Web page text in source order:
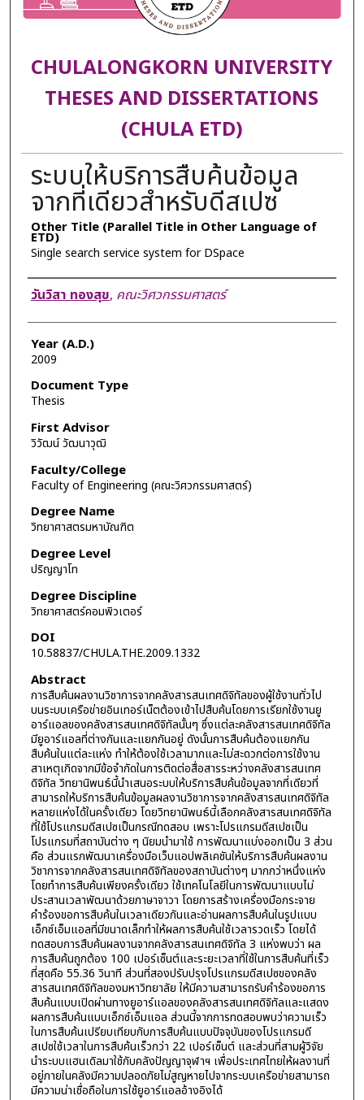
CHULALONGKORN UNIVERSITY
THESES AND DISSERTATIONS
(CHULA ETD)
ระบบให้บริการสืบค้นข้อมูล
จากที่เดียวสำหรับดีสเปซ
Other Title (Parallel Title in Other Language of
ETD)
Single search service system for DSpace
Author
วันวิสา ทองสุข, คณะวิศวกรรมศาสตร์
Year (A.D.)
2009
Document Type
Thesis
First Advisor
วิวัฒน์ วัฒนาวุฒิ
Faculty/College
Faculty of Engineering (คณะวิศวกรรมศาสตร์)
Degree Name
วิทยาศาสตรมหาบัณฑิต
Degree Level
ปริญญาโท
Degree Discipline
วิทยาศาสตร์คอมพิวเตอร์
DOI
10.58837/CHULA.THE.2009.1332
Abstract
การสืบค้นผลงานวิชาการจากคลังสารสนเทศดิจิทัลของผู้ใช้งานทั่วไป
บนระบบเครือข่ายอินเทอร์เน็ตต้องเข้าไปสืบค้นโดยการเรียกใช้งานยู
อาร์แอลของคลังสารสนเทศดิจิทัลนั้นๆ ซึ่งแต่ละคลังสารสนเทศดิจิทัล
มียูอาร์แอลที่ต่างกันและแยกกันอยู่ ดังนั้นการสืบค้นต้องแยกกัน
สืบค้นในแต่ละแห่ง ทำให้ต้องใช้เวลามากและไม่สะดวกต่อการใช้งาน
สาเหตุเกิดจากมีข้อจำกัดในการติดต่อสื่อสารระหว่างคลังสารสนเทศ
ดิจิทัล วิทยานิพนธ์นี้นำเสนอระบบให้บริการสืบค้นข้อมูลจากที่เดียวที่
สามารถให้บริการสืบค้นข้อมูลผลงานวิชาการจากคลังสารสนเทศดิจิทัล
หลายแห่งได้ในครั้งเดียว โดยวิทยานิพนธ์นี้เลือกคลังสารสนเทศดิจิทัล
ที่ใช้โปรแกรมดีสเปซเป็นกรณีทดสอบ เพราะโปรแกรมดีสเปซเป็น
โปรแกรมที่สถาบันต่าง ๆ นิยมนำมาใช้ การพัฒนาแบ่งออกเป็น 3 ส่วน
คือ ส่วนแรกพัฒนาเครื่องมือเว็บแอปพลิเคชันให้บริการสืบค้นผลงาน
วิชาการจากคลังสารสนเทศดิจิทัลของสถาบันต่างๆ มากกว่าหนึ่งแห่ง
โดยทำการสืบค้นเพียงครั้งเดียว ใช้เทคโนโลยีในการพัฒนาแบบไม่
ประสานเวลาพัฒนาด้วยภาษาจาวา โดยการสร้างเครื่องมือกระจาย
คำร้องขอการสืบค้นในเวลาเดียวกันและอ่านผลการสืบค้นในรูปแบบ
เอ็กซ์เอ็มแอลที่มีขนาดเล็กทำให้ผลการสืบค้นใช้เวลารวดเร็ว โดยได้
ทดสอบการสืบค้นผลงานจากคลังสารสนเทศดิจิทัล 3 แห่งพบว่า ผล
การสืบค้นถูกต้อง 100 เปอร์เซ็นต์และระยะเวลาที่ใช้ในการสืบค้นที่เร็ว
ที่สุดคือ 55.36 วินาที ส่วนที่สองปรับปรุงโปรแกรมดีสเปซของคลัง
สารสนเทศดิจิทัลของมหาวิทยาลัย ให้มีความสามารถรับคำร้องขอการ
สืบค้นแบบเปิดผ่านทางยูอาร์แอลของคลังสารสนเทศดิจิทัลและแสดง
ผลการสืบค้นแบบเอ็กซ์เอ็มแอล ส่วนนี้จากการทดสอบพบว่าความเร็ว
ในการสืบค้นเปรียบเทียบกับการสืบค้นแบบปัจจุบันของโปรแกรมดี
สเปซใช้เวลาในการสืบค้นเร็วกว่า 22 เปอร์เซ็นต์ และส่วนที่สามผู้วิจัย
นำระบบแฮนเดิลมาใช้กับคลังปัญญาจุฬาฯ เพื่อประเทศไทยให้ผลงานที่
อยู่ภายในคลังมีความปลอดภัยไม่สูญหายไปจากระบบเครือข่ายสามารถ
มีความน่าเชื่อถือในการใช้ยูอาร์แอลอ้างอิงได้